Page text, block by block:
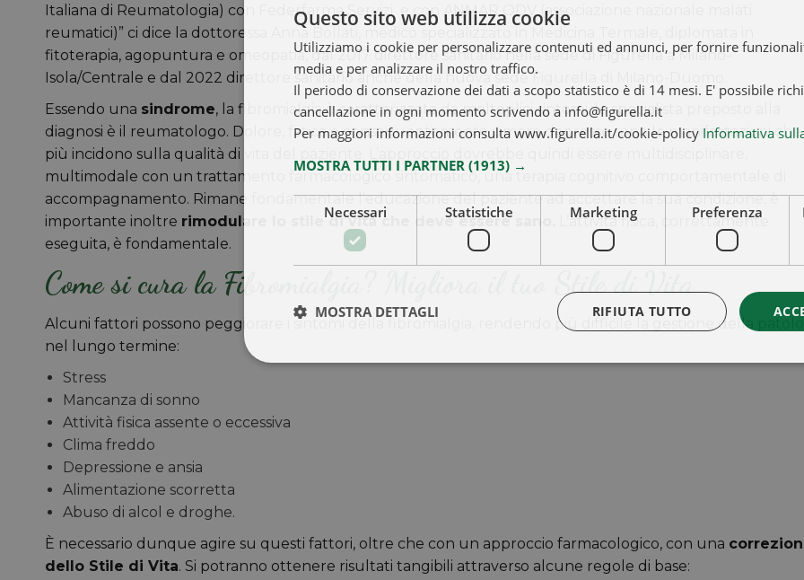
Italiana di Reumatologia) con Federfarma Servizi e con ANMAR ODV (associazione nazionale malati
reumatici)” ci dice la dottoressa Anna Bollati, medico specializzato in Medicina Termale, diplomata in
fitoterapia, agopuntura e omeopatia, dal 2017 direttore sanitario nella sede di Figurella a Milano-
Isola/Centrale e dal 2022 direttore sanitario anche della nuova sede Figurella di Milano-Duomo.
Essendo una sindrome, la fibromialgia è caratterizzata da molteplici sintomi, lo specialista preposto alla
diagnosi è il reumatologo. Dolore, fatica e conseguentemente umore depresso sono le manifestazioni che
più incidono sulla qualità di vita del paziente. L’approccio dovrebbe quindi essere multidisciplinare,
multimodale con un trattamento farmacologico sintomatico, una terapia cognitivo comportamentale di
accompagnamento. Rimane fondamentale l’educazione del paziente ad accettare la sua condizione, è
importante inoltre rimodulare lo stile di vita che deve essere sano.
L’attività fisica, correttamente
eseguita, è fondamentale.
Come si cura la Fibromialgia? Migliora il tuo Stile di Vita
Alcuni fattori possono peggiorare i sintomi della fibromialgia, rendendo più difficile la gestione della
nel lungo termine:
Stress
Mancanza di sonno
Attività fisica assente o eccessiva
Clima freddo
Depressione e ansia
Alimentazione scorretta
Abuso di alcol e droghe.
È necessario dunque agire su questi fattori, oltre che con un approccio farmacologico, con una
dello Stile di Vita. Si potranno ottenere risultati tangibili attraverso alcune regole di base:
Questo sito web utilizza cookie
Utilizziamo i cookie per personalizzare contenuti ed annunci, per fornire
media e per analizzare il nostro traffico.
Il periodo di conservazione dei dati a scopo statistico è di 14 mesi. E' possibile
cancellazione in ogni momento scrivendo a info@figurella.it
Per maggiori informazioni consulta www.figurella.it/cookie-policy Informativa
MOSTRA TUTTI I PARTNER (1913) →
Necessari Statistiche Marketing Preferenza
RIFIUTA TUTTO
MOSTRA DETTAGLI